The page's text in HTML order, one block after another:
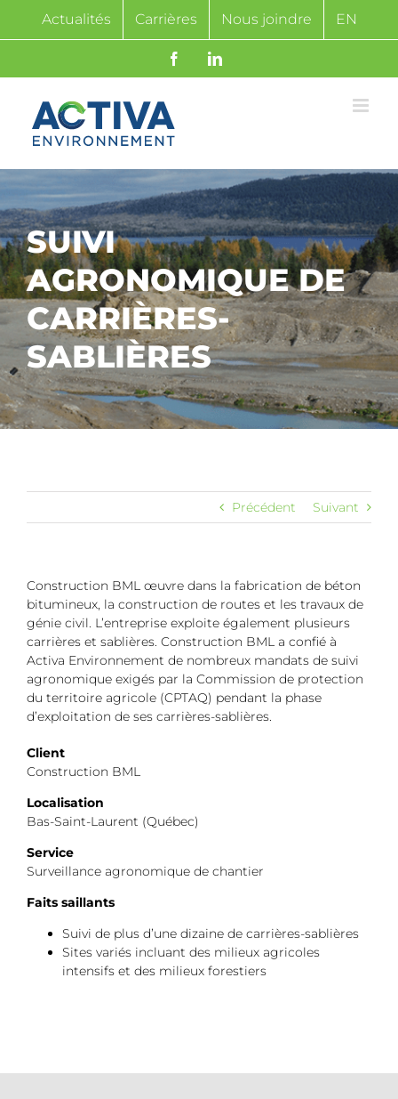
contenu
Actualités Carrières Nous joindre EN
FacebookLinkedIn
SUIVI
AGRONOMIQUE DE
CARRIÈRES-
SABLIÈRES
Précédent Suivant
Construction BML œuvre dans la fabrication de béton
bitumineux, la construction de routes et les travaux de
génie civil. L’entreprise exploite également plusieurs
carrières et sablières. Construction BML a confié à
Activa Environnement de nombreux mandats de suivi
agronomique exigés par la Commission de protection
du territoire agricole (CPTAQ) pendant la phase
d’exploitation de ses carrières-sablières.
Client
Construction BML
Localisation
Bas-Saint-Laurent (Québec)
Service
Surveillance agronomique de chantier
Faits saillants
Suivi de plus d’une dizaine de carrières-sablières
Sites variés incluant des milieux agricoles
intensifs et des milieux forestiers